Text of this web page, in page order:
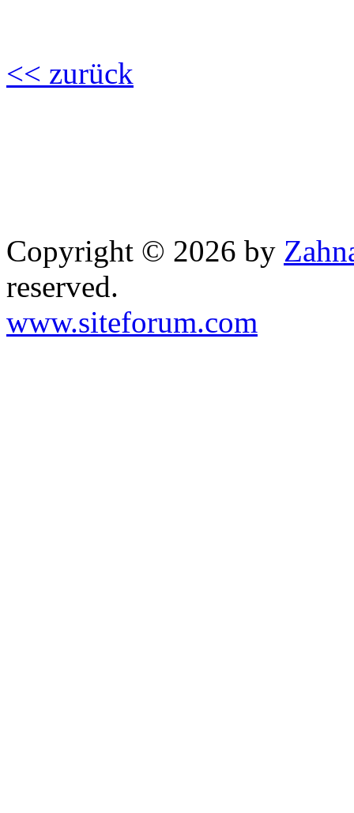
<< zurück
Copyright © 2026 by
reserved.
www.siteforum.com